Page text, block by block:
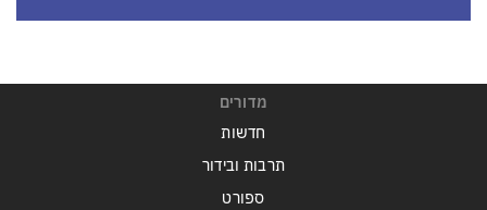
מדורים
חדשות
תרבות ובידור
ספורט